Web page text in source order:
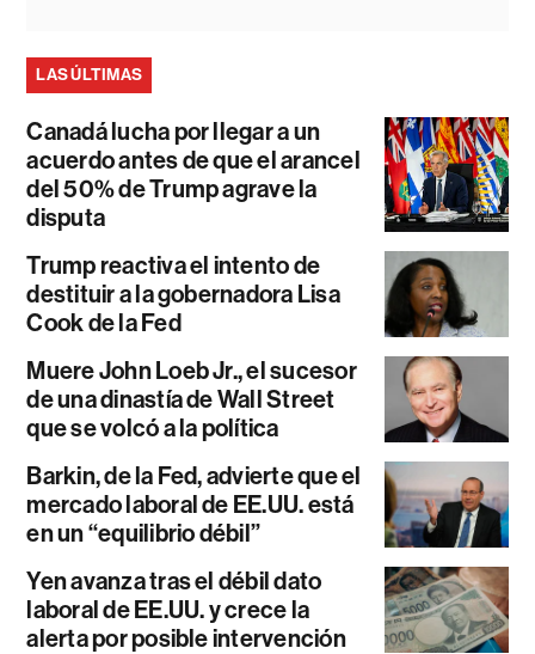
LAS ÚLTIMAS
Canadá lucha por llegar a un
acuerdo antes de que el arancel
del 50% de Trump agrave la
disputa
Trump reactiva el intento de
destituir a la gobernadora Lisa
Cook de la Fed
Muere John Loeb Jr., el sucesor
de una dinastía de Wall Street
que se volcó a la política
Barkin, de la Fed, advierte que el
mercado laboral de EE.UU. está
en un “equilibrio débil”
Yen avanza tras el débil dato
laboral de EE.UU. y crece la
alerta por posible intervención